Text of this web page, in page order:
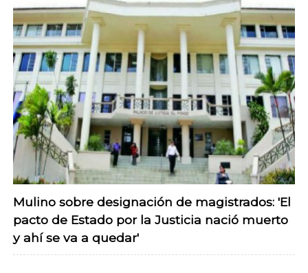
Mulino sobre designación de magistrados: 'El
pacto de Estado por la Justicia nació muerto
y ahí se va a quedar'